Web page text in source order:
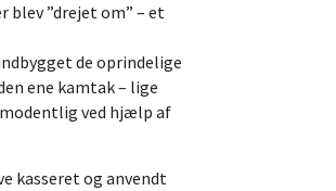
blev ”drejet om” – et
de oprindelige
ene kamtak – lige
ved hjælp af
kasseret og anvendt